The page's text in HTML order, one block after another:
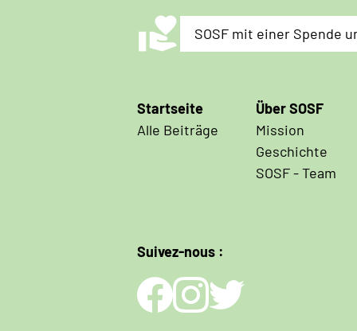
volunteer_activism SOSF mit einer Spende
Hauptnavigation
Startseite
Alle Beiträge
Über SOSF
Mission
Geschichte
SOSF - Team
Suivez-nous :